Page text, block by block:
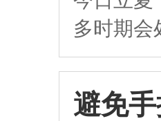
多时期会
避免